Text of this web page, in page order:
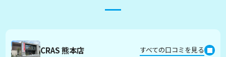
CRAS 熊本店 すべての口コミを見る